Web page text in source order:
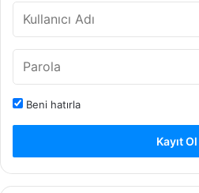
Beni hatırla
Kayıt Ol